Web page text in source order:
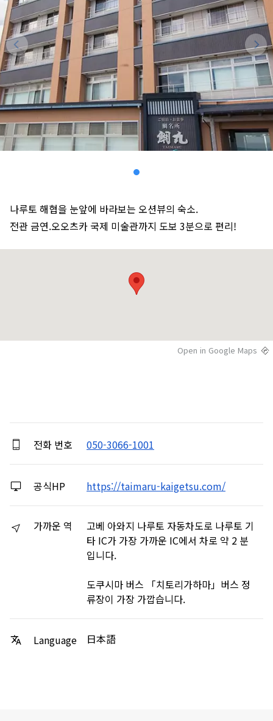
나루토 해협을 눈앞에 바라보는 오션뷰의 숙소.
전관 금연.오오츠카 국제 미술관까지 도보 3분으로 편리!
Open in Google Maps
전화 번호 050-3066-1001
공식HP https://taimaru-kaigetsu.com/
가까운 역
고베 아와지 나루토 자동차도로 나루토 기
타 IC가 가장 가까운 IC에서 차로 약 2 분
입니다.
도쿠시마 버스 「치토리가하마」버스 정
류장이 가장 가깝습니다.
Language 日本語